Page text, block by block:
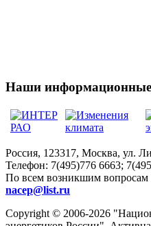
Наши
Россия, 123317, Москва, ул.
Телефон: 7(495)776 6663;
По всем возникшим вопросам
nacep@list.ru
Copyright © 2006-2026